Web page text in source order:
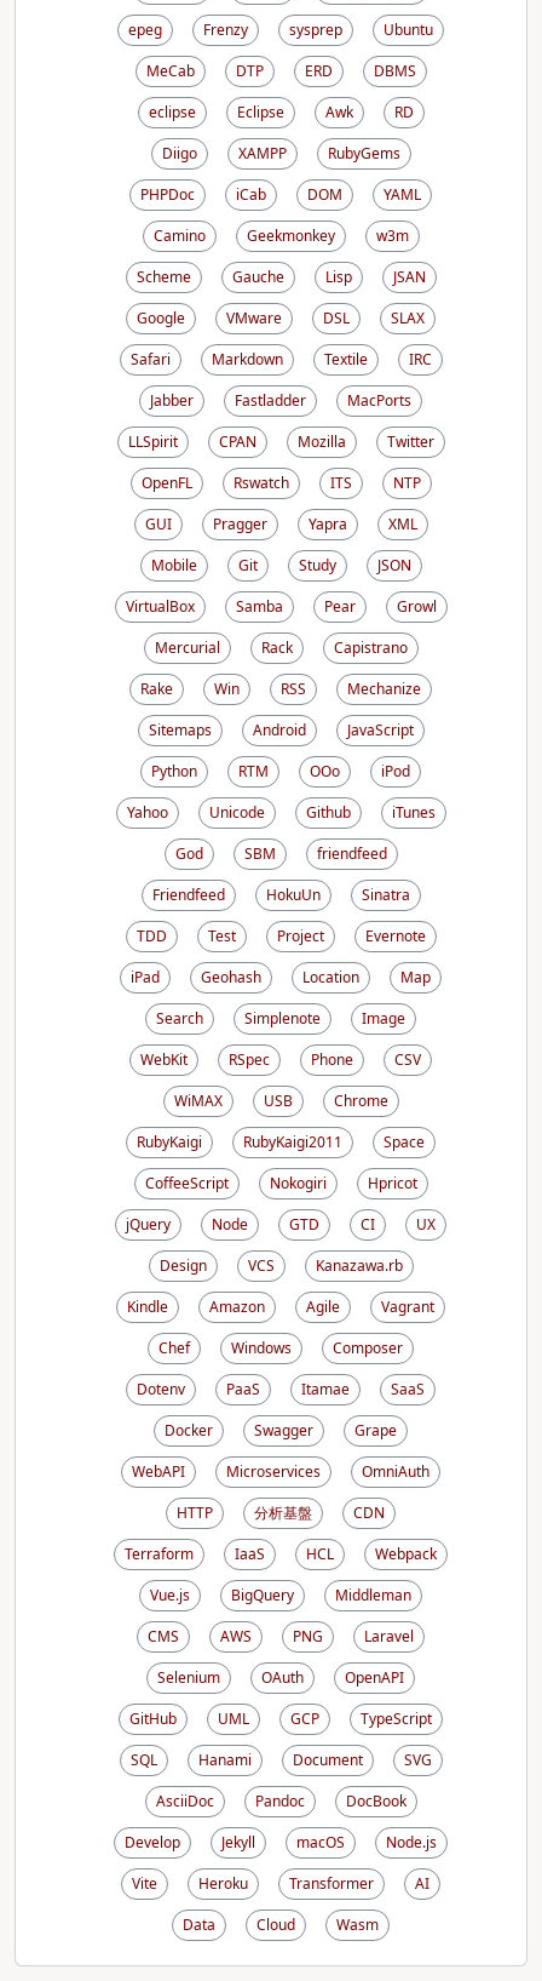
epeg
Frenzy sysprep
Ubuntu
MeCab
DTP ERD
DBMS
eclipse
Eclipse Awk
RD
Diigo
XAMPP
RubyGems
PHPDoc
iCab DOM
YAML
Camino
Geekmonkey
w3m
Scheme
Gauche Lisp
JSAN
Google
VMware DSL
SLAX
Safari
Markdown Textile
IRC
Jabber
Fastladder
MacPorts
LLSpirit
CPAN Mozilla
Twitter
OpenFL
Rswatch ITS
NTP
GUI
Pragger Yapra
XML
Mobile
Git Study
JSON
VirtualBox
Samba Pear
Growl
Mercurial
Rack
Capistrano
Rake
Win RSS
Mechanize
Sitemaps
Android
JavaScript
Python
RTM OOo
iPod
Yahoo
Unicode Github
iTunes
God
SBM
friendfeed
Friendfeed
HokuUn
Sinatra
TDD
Test Project
Evernote
iPad
Geohash Location
Map
Search
Simplenote
Image
WebKit
RSpec Phone
CSV
WiMAX
USB
Chrome
RubyKaigi
RubyKaigi2011
Space
CoffeeScript
Nokogiri
Hpricot
jQuery
Node GTD CI
UX
Design
VCS
Kanazawa.rb
Kindle
Amazon Agile
Vagrant
Chef
Windows
Composer
Dotenv
PaaS Itamae
SaaS
Docker
Swagger
Grape
WebAPI
Microservices
OmniAuth
HTTP
分析基盤
CDN
Terraform
IaaS HCL
Webpack
Vue.js
BigQuery
Middleman
CMS
AWS PNG
Laravel
Selenium
OAuth
OpenAPI
GitHub
UML GCP
TypeScript
SQL
Hanami Document
SVG
AsciiDoc
Pandoc
DocBook
Develop
Jekyll macOS
Node.js
Vite
Heroku Transformer
AI
Data
Cloud Wasm